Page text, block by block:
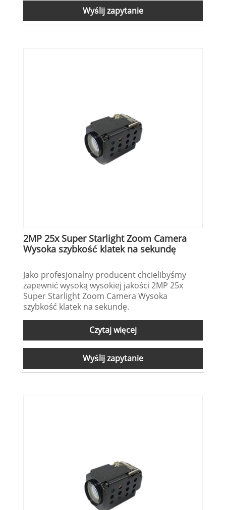
Wyślij zapytanie
2MP 25x Super Starlight Zoom Camera
Wysoka szybkość klatek na sekundę
Jako profesjonalny producent chcielibyśmy
zapewnić wysoką wysokiej jakości 2MP 25x
Super Starlight Zoom Camera Wysoka
szybkość klatek na sekundę.
Czytaj więcej
Wyślij zapytanie